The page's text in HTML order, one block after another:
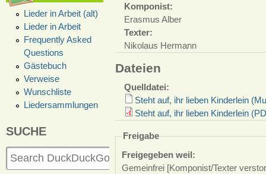
Lieder in Arbeit (alt)
Lieder in Arbeit
Frequently Asked
Questions
Gästebuch
Verweise
Wunschliste
Liedersammlungen
SUCHE
Komponist:
Erasmus Alber
Texter:
Nikolaus Hermann
Dateien
Quelldatei:
Steht auf, ihr lieben Kinderlein
Steht auf, ihr lieben Kinderlein
Freigabe
Freigegeben weil:
Gemeinfrei [Komponist/Texter